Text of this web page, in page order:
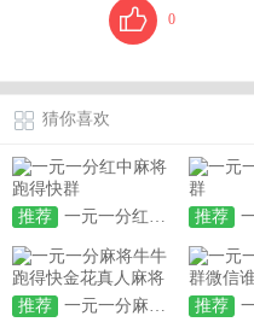
0
猜你喜欢
推荐 一元一分红中麻将跑得快群 推荐 一
推荐 一元一分麻将牛牛跑得快金花真人麻将 推荐 一